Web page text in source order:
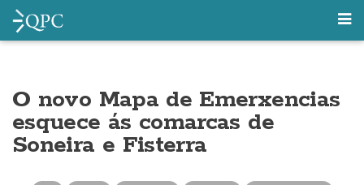
O novo Mapa de Emerxencias
esquece ás comarcas de
Soneira e Fisterra